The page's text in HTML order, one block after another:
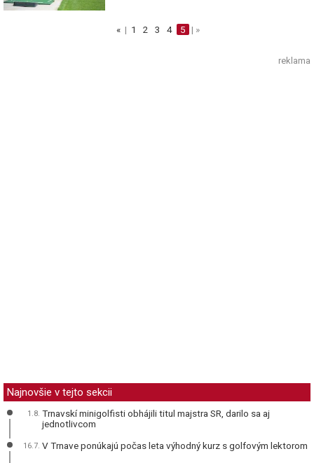
« | 1 2 3 4 5 | »
reklama
Najnovšie v tejto sekcii
1.8. Trnavskí minigolfisti obhájili titul majstra SR, darilo sa aj
jednotlivcom
16.7. V Trnave ponúkajú počas leta výhodný kurz s golfovým lektorom